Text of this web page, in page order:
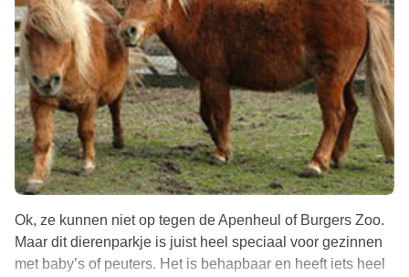
Ok, ze kunnen niet op tegen de Apenheul of Burgers Zoo.
Maar dit dierenparkje is juist heel speciaal voor gezinnen
met baby’s of peuters. Het is behapbaar en heeft iets heel